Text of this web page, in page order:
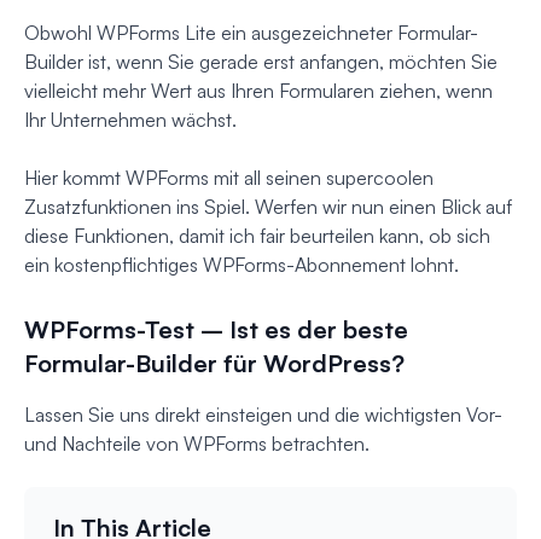
Obwohl WPForms Lite ein ausgezeichneter Formular-
Builder ist, wenn Sie gerade erst anfangen, möchten Sie
vielleicht mehr Wert aus Ihren Formularen ziehen, wenn
Ihr Unternehmen wächst.
Hier kommt WPForms mit all seinen supercoolen
Zusatzfunktionen ins Spiel. Werfen wir nun einen Blick auf
diese Funktionen, damit ich fair beurteilen kann, ob sich
ein kostenpflichtiges WPForms-Abonnement lohnt.
WPForms-Test – Ist es der beste
Formular-Builder für WordPress?
Lassen Sie uns direkt einsteigen und die wichtigsten Vor-
und Nachteile von WPForms betrachten.